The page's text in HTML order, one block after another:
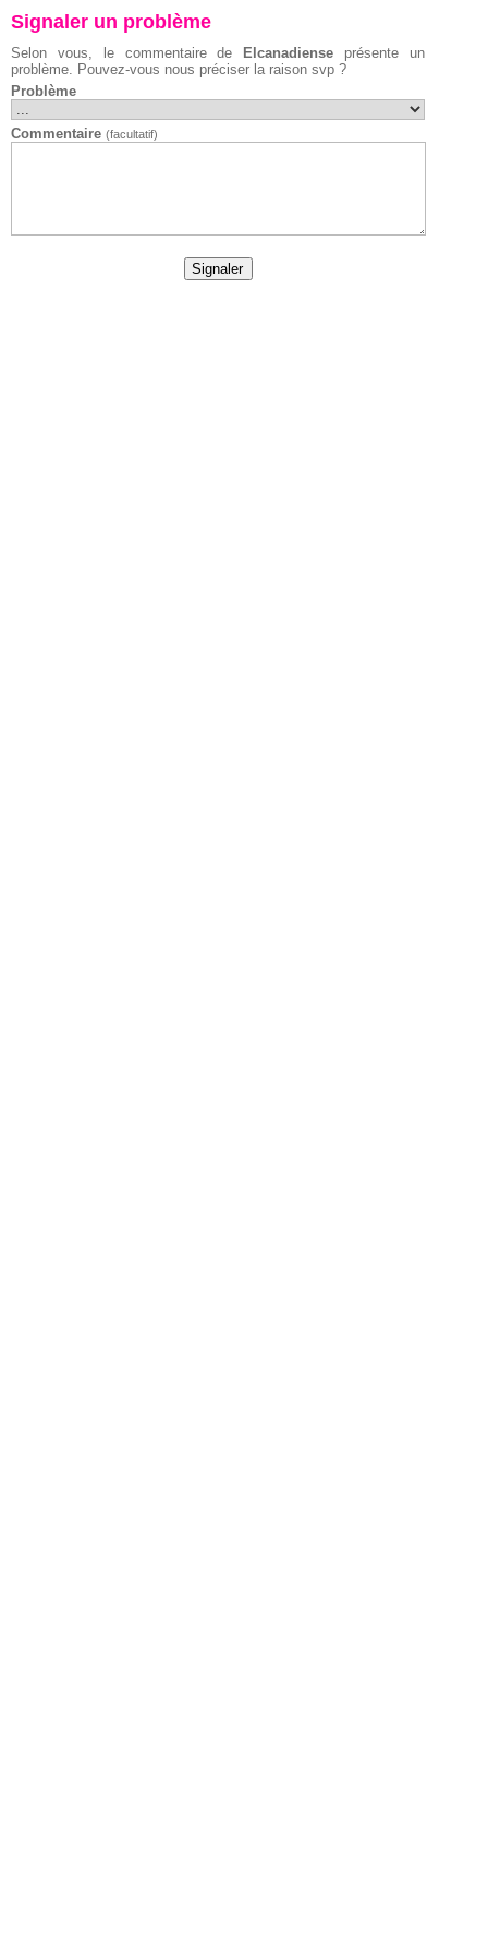
Signaler un problème
Selon vous, le commentaire de Elcanadiense présente un
problème. Pouvez-vous nous préciser la raison svp ?
Problème
Commentaire (facultatif)